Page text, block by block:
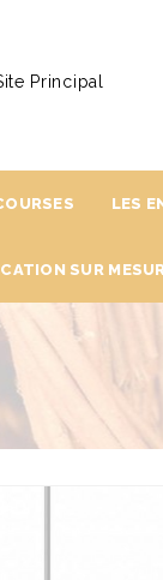
Principal
LES
SUR